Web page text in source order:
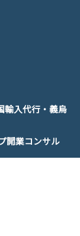
輸入代行・義烏
入代行
入同行
問い合わせ
開業コンサル
フォーム